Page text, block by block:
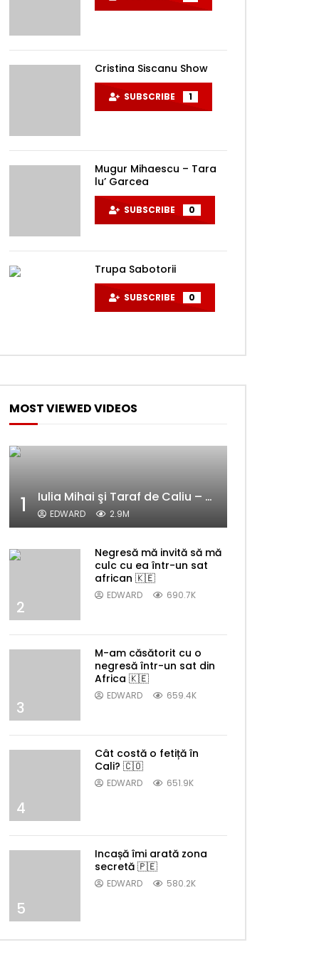
Cristina Siscanu Show
SUBSCRIBE 1
Mugur Mihaescu – Tara
lu’ Garcea
SUBSCRIBE 0
Trupa Sabotorii
SUBSCRIBE 0
MOST VIEWED VIDEOS
1 Iulia Mihai şi Taraf de Caliu – Alelele sălcioară (@#VedetaPopulară)
EDWARD 2.9M
2
Negresă mă invită să mă
culc cu ea într-un sat
african 🇰🇪
EDWARD 690.7K
3
M-am căsătorit cu o
negresă într-un sat din
Africa 🇰🇪
EDWARD 659.4K
4
Cât costă o fetiță în
Cali? 🇨🇴
EDWARD 651.9K
5
Incașă îmi arată zona
secretă 🇵🇪
EDWARD 580.2K